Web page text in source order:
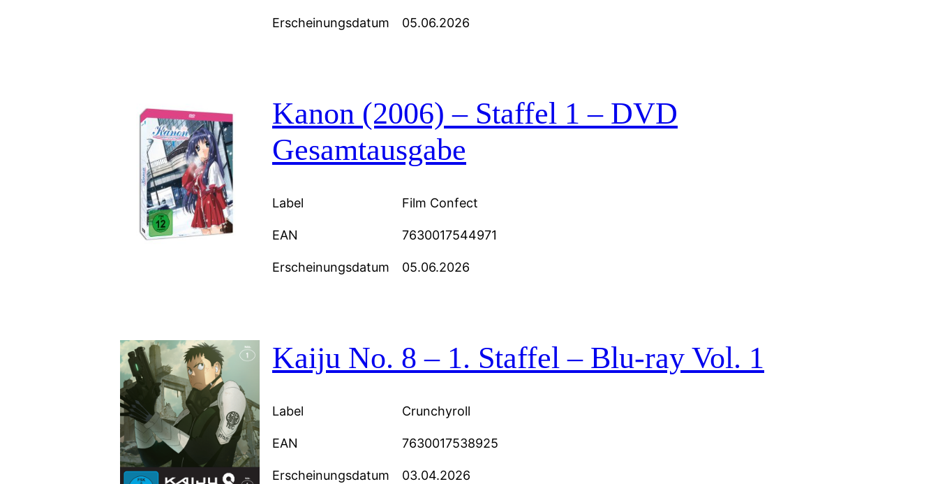
Erscheinungsdatum 05.06.2026
Kanon (2006) – Staffel 1 – DVD
Gesamtausgabe
Label Film Confect
EAN 7630017544971
Erscheinungsdatum 05.06.2026
Kaiju No. 8 – 1. Staffel – Blu-ray Vol. 1
Label Crunchyroll
EAN 7630017538925
Erscheinungsdatum 03.04.2026